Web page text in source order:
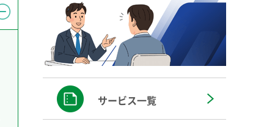
サービス一覧